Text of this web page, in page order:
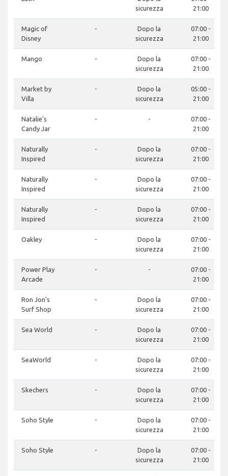
sicurezza
21:00
Magic of
Disney
-
Dopo la
sicurezza
07:00 -
21:00
Mango -
Dopo la
sicurezza
07:00 -
21:00
Market by
Villa
-
Dopo la
sicurezza
05:00 -
21:00
Natalie's
Candy Jar
- -
07:00 -
21:00
Naturally
Inspired
-
Dopo la
sicurezza
07:00 -
21:00
Naturally
Inspired
-
Dopo la
sicurezza
07:00 -
21:00
Naturally
Inspired
-
Dopo la
sicurezza
07:00 -
21:00
Oakley -
Dopo la
sicurezza
07:00 -
21:00
Power Play
Arcade
- -
07:00 -
21:00
Ron Jon's
Surf Shop
-
Dopo la
sicurezza
07:00 -
21:00
Sea World -
Dopo la
sicurezza
07:00 -
21:00
SeaWorld -
Dopo la
sicurezza
07:00 -
21:00
Skechers -
Dopo la
sicurezza
07:00 -
21:00
Soho Style -
Dopo la
sicurezza
07:00 -
21:00
Soho Style -
Dopo la
sicurezza
07:00 -
21:00